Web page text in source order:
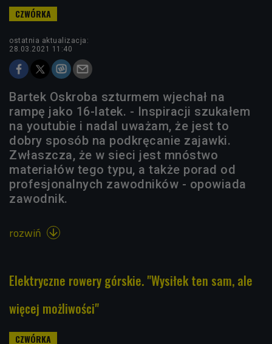
ostatnia aktualizacja:
28.03.2021 11:40
Bartek Oskroba szturmem wjechał na
rampę jako 16-latek. - Inspiracji szukałem
na youtubie i nadal uważam, że jest to
dobry sposób na podkręcanie zajawki.
Zwłaszcza, że w sieci jest mnóstwo
materiałów tego typu, a także porad od
profesjonalnych zawodników - opowiada
zawodnik.
rozwiń 
Elektryczne rowery górskie. "Wysiłek ten sam, ale
więcej możliwości"